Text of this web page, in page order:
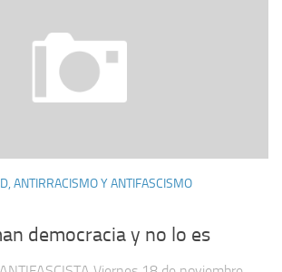
ANTIRRACISMO Y ANTIFASCISMO
democracia y no lo es